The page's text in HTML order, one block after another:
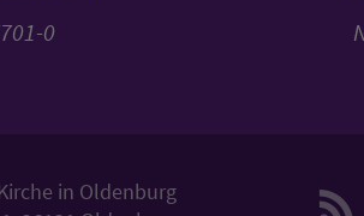
0
in Oldenburg